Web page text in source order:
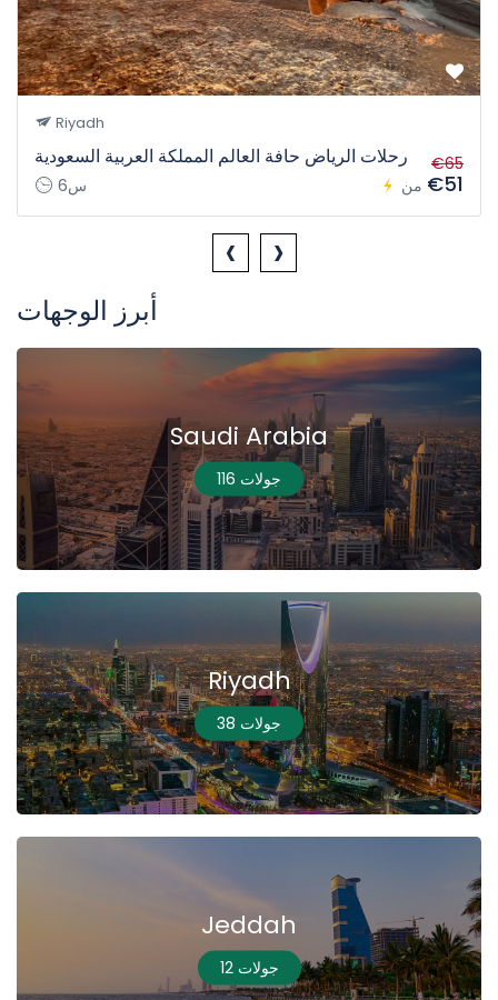
Riyadh
رحلات الرياض حافة العالم المملكة العربية السعودية
6س من
€65
€51
‹ ›
أبرز الوجهات
Saudi Arabia
116 جولات
Riyadh
38 جولات
Jeddah
12 جولات